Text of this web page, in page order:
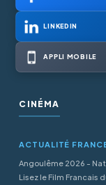
LINKEDIN
APPLI MOBILE
CINÉMA
ACTUALITÉ
Angoulême 2026 -
Lisez le Film Francais